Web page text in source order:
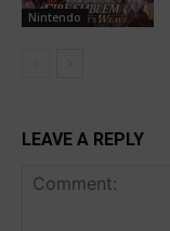
Nintendo
LEAVE A REPLY